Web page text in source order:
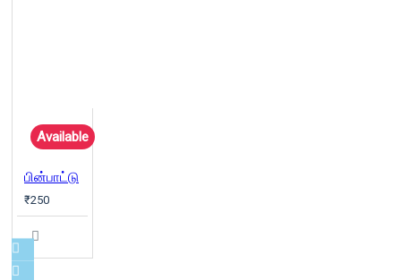
Available
பின்பாட்டு
₹250